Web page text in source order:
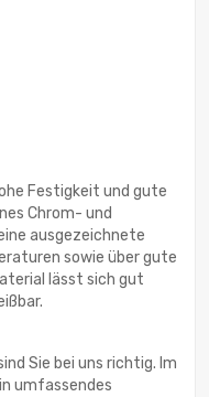
Festigkeit und gute
Chrom- und
ausgezeichnete
sowie über gute
lässt sich gut
Sie bei uns richtig. Im
umfassendes